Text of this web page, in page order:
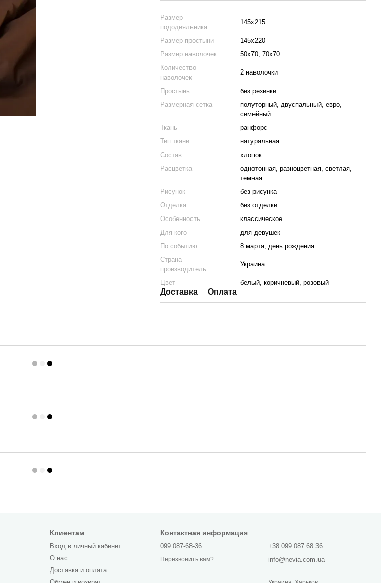
Размер
пододеяльника
145x215
Размер простыни
145x220
Размер наволочек
50x70, 70x70
Количество
наволочек
2 наволочки
Простынь
без резинки
Размерная сетка
полуторный, двуспальный, евро,
семейный
Ткань
ранфорс
Тип ткани
натуральная
Состав
хлопок
Расцветка
однотонная, разноцветная, светлая,
темная
Рисунок
без рисунка
Отделка
без отделки
Особенность
классическое
Для кого
для девушек
По событию
8 марта, день рождения
Страна
производитель
Украина
Цвет белый, коричневый, розовый
Доставка Оплата
Клиентам
Вход в личный кабинет
О нас
Доставка и оплата
Контактная информация
099 087-68-36
Перезвонить вам?
+38 099 087 68 36
info@nevia.com.ua